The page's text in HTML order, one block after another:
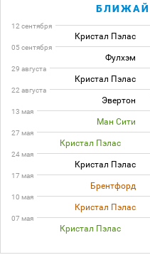
12 сентября
Кристал Пэлас
05 сентября
Фулхэм
29 августа
Кристал Пэлас
22 августа
Эвертон
13 мая
Ман Сити
27 мая
Кристал Пэлас
24 мая
Кристал Пэлас
17 мая
Брентфорд
10 мая
Кристал Пэлас
07 мая
Кристал Пэлас